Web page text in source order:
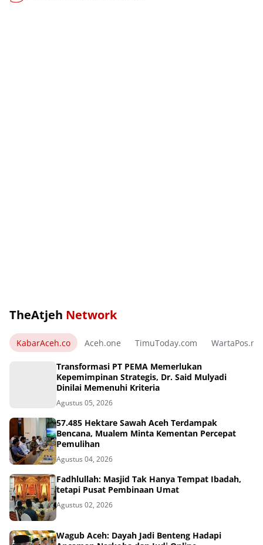
TheAtjeh Network
KabarAceh.co Aceh.one TimuToday.com WartaPos.net
Transformasi PT PEMA Memerlukan
Kepemimpinan Strategis, Dr. Said Mulyadi
Dinilai Memenuhi Kriteria
Agustus 05, 2026
57.485 Hektare Sawah Aceh Terdampak
Bencana, Mualem Minta Kementan Percepat
Pemulihan
Agustus 04, 2026
Fadhlullah: Masjid Tak Hanya Tempat Ibadah,
tetapi Pusat Pembinaan Umat
Agustus 02, 2026
Wagub Aceh: Dayah Jadi Benteng Hadapi